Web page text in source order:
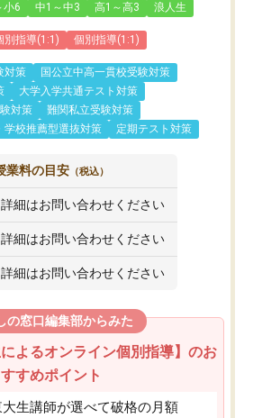
小6 中1～中3 高1～高3 浪人生
別指導(1:1) 個別指導(1:1)
対策
国公立中高一貫校受験対策
大学入学共通テスト対策
対策
難関私立受験対策
学校推薦型選抜対策
定期テスト対策
業料の目安 （税込）
詳細はお問い合わせください
詳細はお問い合わせください
詳細はお問い合わせください
の窓口編集部からみた
よるオンライン個別指導】のお
すすめポイント
生講師が選べて破格の月額